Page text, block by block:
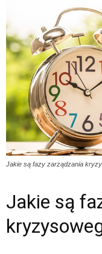
Jakie są fazy zarządzania
Jakie są